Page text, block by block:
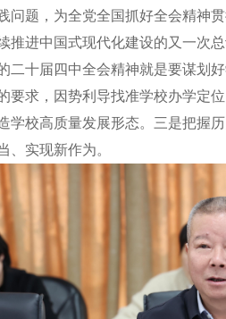
问题，为全党全国抓好全会精神
推进中国式现代化建设的又一次
二十届四中全会精神就是要谋划
要求，因势利导找准学校办学定
学校高质量发展形态。三是把握
、实现新作为。